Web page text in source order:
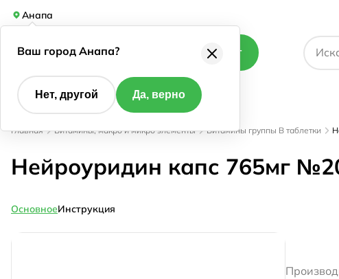
Анапа
Каталог
Главная Витамины, макро и микро элементы Витамины группы В таблетки
Нейроуридин капс 765мг
ОсновноеИнструкция
Ваш город Анапа?
Нет, другой Да, верно